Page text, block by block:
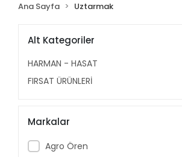
Ana Sayfa Uztarmak
Alt Kategoriler
HARMAN - HASAT
FIRSAT ÜRÜNLERİ
Markalar
Agro Ören